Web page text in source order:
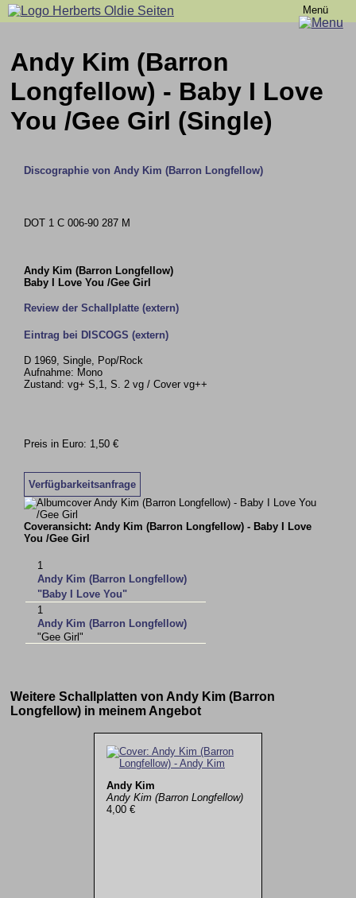
Menü
Andy Kim (Barron
Longfellow) - Baby I Love
You /Gee Girl (Single)
Discographie von Andy Kim (Barron Longfellow)
DOT 1 C 006-90 287 M
Andy Kim (Barron Longfellow)
Baby I Love You /Gee Girl
Review der Schallplatte (extern)
Eintrag bei DISCOGS (extern)
D 1969, Single, Pop/Rock
Aufnahme: Mono
Zustand: vg+ S,1, S. 2 vg / Cover vg++
Preis in Euro: 1,50 €
Verfügbarkeitsanfrage
Coveransicht: Andy Kim (Barron Longfellow) - Baby I Love
You /Gee Girl
1
Andy Kim (Barron Longfellow)
"Baby I Love You"
1
Andy Kim (Barron Longfellow)
"Gee Girl"
Weitere Schallplatten von Andy Kim (Barron
Longfellow) in meinem Angebot
Andy Kim
Andy Kim (Barron Longfellow)
4,00 €